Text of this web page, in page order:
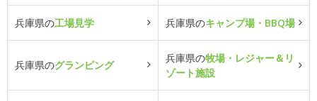
兵庫県の工場見学 兵庫県のキャンプ場・BBQ場
兵庫県のグランピング
兵庫県の牧場・レジャー＆リ
ゾート施設